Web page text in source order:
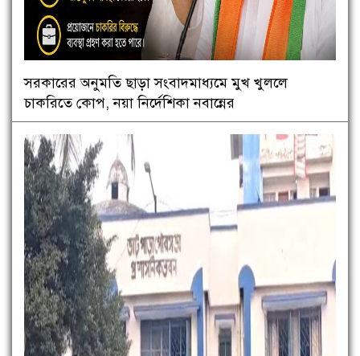
সরকারের অনুমতি ছাড়া সংবাদমাধ্যমে মুখ খুললে
চাকরিতে কোপ, নয়া নির্দেশিকা নবান্নের